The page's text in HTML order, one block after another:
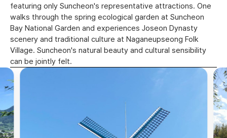
featuring only Suncheon's representative attractions. One
walks through the spring ecological garden at Suncheon
Bay National Garden and experiences Joseon Dynasty
scenery and traditional culture at Naganeupseong Folk
Village. Suncheon's natural beauty and cultural sensibility
can be jointly felt.